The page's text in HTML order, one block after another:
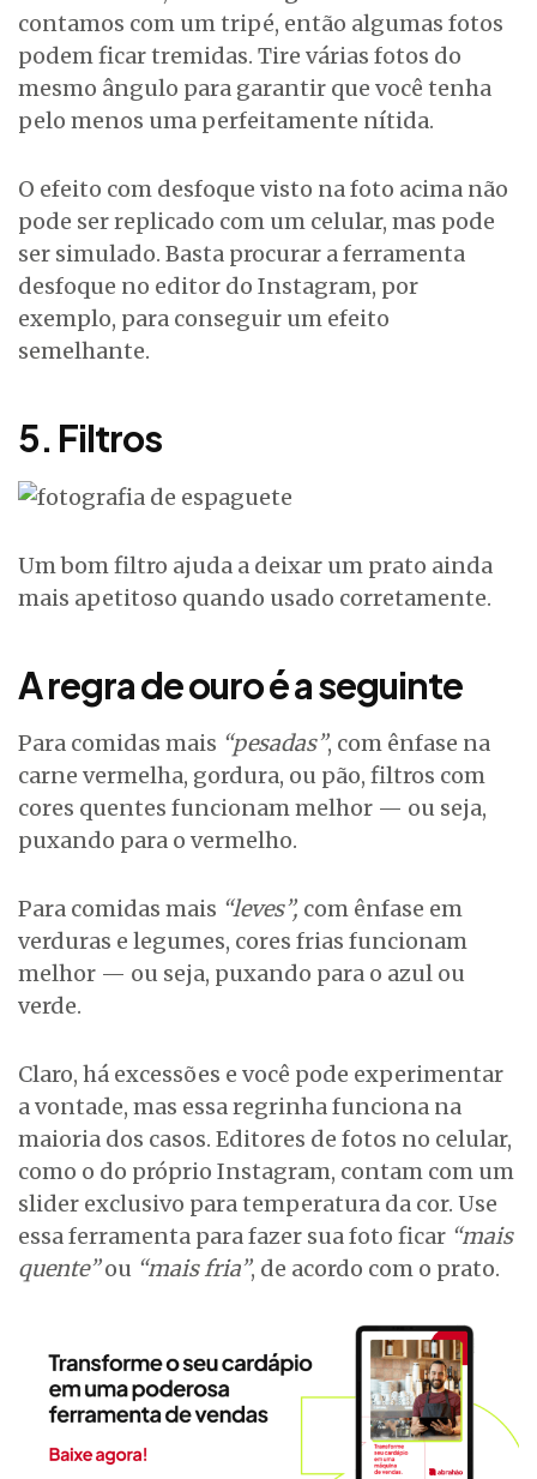
contamos com um tripé, então algumas fotos
podem ficar tremidas. Tire várias fotos do
mesmo ângulo para garantir que você tenha
pelo menos uma perfeitamente nítida.
O efeito com desfoque visto na foto acima não
pode ser replicado com um celular, mas pode
ser simulado. Basta procurar a ferramenta
desfoque no editor do Instagram, por
exemplo, para conseguir um efeito
semelhante.
5. Filtros
Um bom filtro ajuda a deixar um prato ainda
mais apetitoso quando usado corretamente.
A regra de ouro é a seguinte
Para comidas mais “pesadas”, com ênfase na
carne vermelha, gordura, ou pão, filtros com
cores quentes funcionam melhor — ou seja,
puxando para o vermelho.
Para comidas mais “leves”, com ênfase em
verduras e legumes, cores frias funcionam
melhor — ou seja, puxando para o azul ou
verde.
Claro, há excessões e você pode experimentar
a vontade, mas essa regrinha funciona na
maioria dos casos. Editores de fotos no celular,
como o do próprio Instagram, contam com um
slider exclusivo para temperatura da cor. Use
essa ferramenta para fazer sua foto ficar “mais
quente”ou “mais fria”, de acordo com o prato.